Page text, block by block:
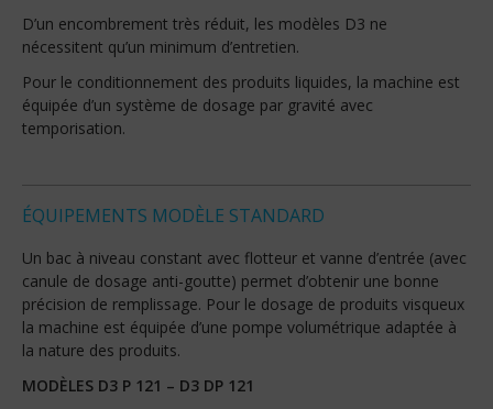
D’un encombrement très réduit, les modèles D3 ne
nécessitent qu’un minimum d’entretien.
Pour le conditionnement des produits liquides, la machine est
équipée d’un système de dosage par gravité avec
temporisation.
ÉQUIPEMENTS MODÈLE STANDARD
Un bac à niveau constant avec flotteur et vanne d’entrée (avec
canule de dosage anti-goutte) permet d’obtenir une bonne
précision de remplissage. Pour le dosage de produits visqueux
la machine est équipée d’une pompe volumétrique adaptée à
la nature des produits.
MODÈLES D3 P 121 – D3 DP 121